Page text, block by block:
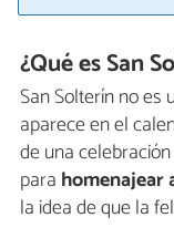
¿Qué es San
San Solterín no es
aparece en el
de una
para homenajear
la idea de que la